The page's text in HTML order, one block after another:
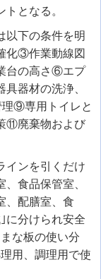
となる。
以下の条件を明
化③作業動線図
台の高さ⑥エプ
器材の洗浄、
理⑨専用トイレと
⑪廃棄物および
インを引くだけ
食品保管室、
、配膳室、食
に分けられ安全
な板の使い分
用、調理用で使